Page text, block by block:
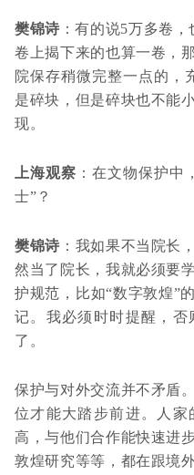
樊锦诗 ：有的说5万多卷
卷上揭下来的也算一卷，
院保存稍微完整一点的，
是碎块，但是碎块也不能
现。
上海观察 ：在文物保护中
士”？
樊锦诗 ：我如果不当院长
然当了院长，我就必须要
护规范，比如“数字敦煌”
记。我必须时时提醒，
了。
保护与对外交流并不矛盾
位才能大踏步前进。人
高，与他们合作能快速进
敦煌研究等等，都在跟境